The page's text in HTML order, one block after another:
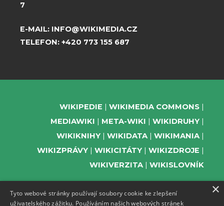
7
E-MAIL: INFO@WIKIMEDIA.CZ
TELEFON: +420 773 155 687
WIKIPEDIE
WIKIMEDIA COMMONS
MEDIAWIKI
META-WIKI
WIKIDRUHY
WIKIKNIHY
WIKIDATA
WIKIMANIA
WIKIZPRÁVY
WIKICITÁTY
WIKIZDROJE
WIKIVERZITA
WIKISLOVNÍK
×
Tyto webové stránky používají soubory cookie ke zlepšení
uživatelského zážitku. Používáním našich webových stránek